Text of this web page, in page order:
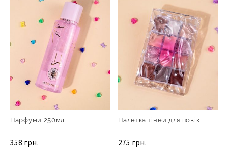
Парфуми 250мл
358 грн.
Палетка тіней для повік
275 грн.